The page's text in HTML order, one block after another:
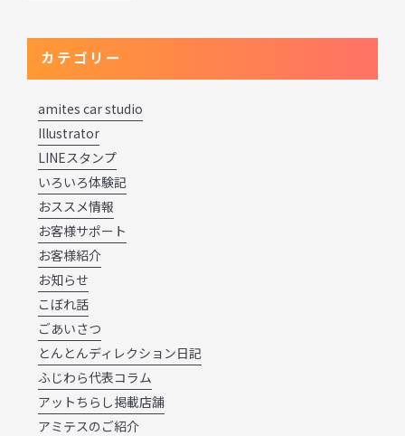
カテゴリー
amites car studio
Illustrator
LINEスタンプ
いろいろ体験記
おススメ情報
お客様サポート
お客様紹介
お知らせ
こぼれ話
ごあいさつ
とんとんディレクション日記
ふじわら代表コラム
アットちらし掲載店舗
アミテスのご紹介